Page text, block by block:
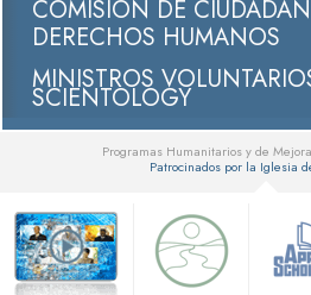
COMISIÓN DE
DERECHOS HUMANOS
MINISTROS
SCIENTOLOGY
Programas Humanitarios y de
Patrocinados por la Iglesia